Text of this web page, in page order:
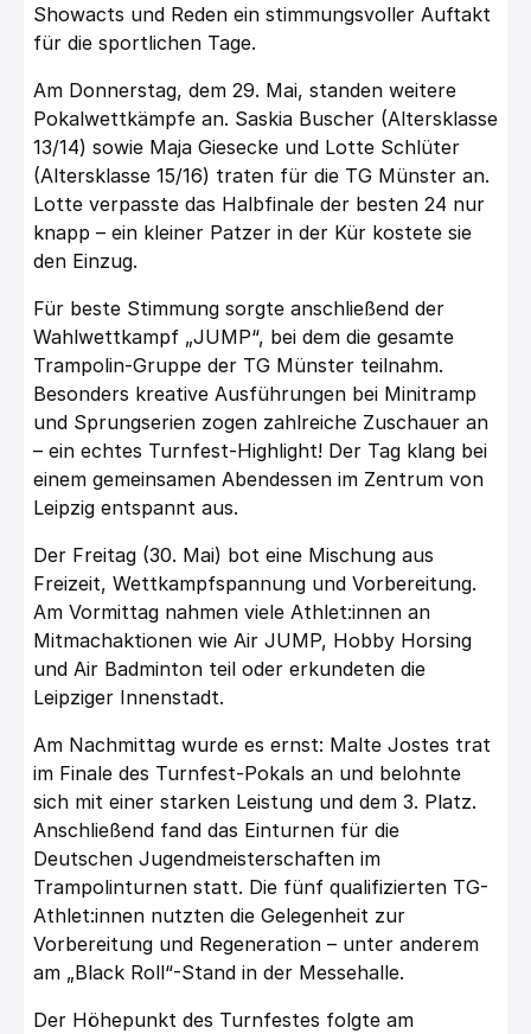
Showacts und Reden ein stimmungsvoller Auftakt
für die sportlichen Tage.
Am Donnerstag, dem 29. Mai, standen weitere
Pokalwettkämpfe an. Saskia Buscher (Altersklasse
13/14) sowie Maja Giesecke und Lotte Schlüter
(Altersklasse 15/16) traten für die TG Münster an.
Lotte verpasste das Halbfinale der besten 24 nur
knapp – ein kleiner Patzer in der Kür kostete sie
den Einzug.
Für beste Stimmung sorgte anschließend der
Wahlwettkampf „JUMP“, bei dem die gesamte
Trampolin-Gruppe der TG Münster teilnahm.
Besonders kreative Ausführungen bei Minitramp
und Sprungserien zogen zahlreiche Zuschauer an
– ein echtes Turnfest-Highlight! Der Tag klang bei
einem gemeinsamen Abendessen im Zentrum von
Leipzig entspannt aus.
Der Freitag (30. Mai) bot eine Mischung aus
Freizeit, Wettkampfspannung und Vorbereitung.
Am Vormittag nahmen viele Athlet:innen an
Mitmachaktionen wie Air JUMP, Hobby Horsing
und Air Badminton teil oder erkundeten die
Leipziger Innenstadt.
Am Nachmittag wurde es ernst: Malte Jostes trat
im Finale des Turnfest-Pokals an und belohnte
sich mit einer starken Leistung und dem 3. Platz.
Anschließend fand das Einturnen für die
Deutschen Jugendmeisterschaften im
Trampolinturnen statt. Die fünf qualifizierten TG-
Athlet:innen nutzten die Gelegenheit zur
Vorbereitung und Regeneration – unter anderem
am „Black Roll“-Stand in der Messehalle.
Der Höhepunkt des Turnfestes folgte am